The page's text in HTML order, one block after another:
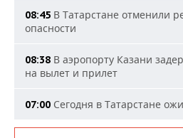
08:45 В Татарстане отменили
опасности
08:38 В аэропорту Казани
на вылет и прилет
07:00 Сегодня в Татарстане